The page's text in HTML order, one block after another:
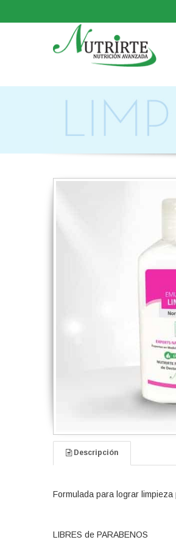
Descripción
Formulada para lograr
LIBRES de PARABENOS